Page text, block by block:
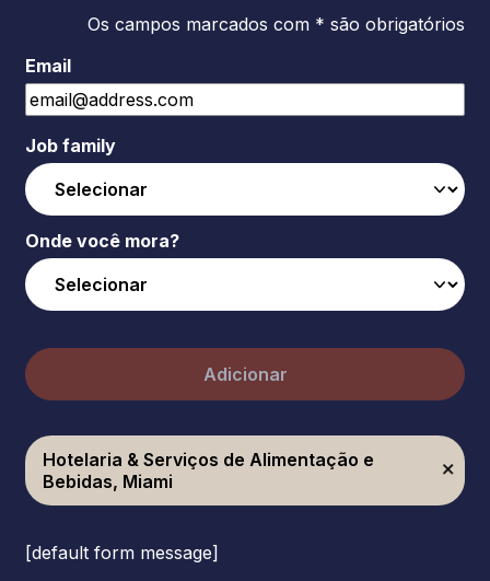
Os campos marcados com * são obrigatórios
Email
Job family
Onde você mora?
Adicionar
Hotelaria & Serviços de Alimentação e
Bebidas, Miami
[default form message]